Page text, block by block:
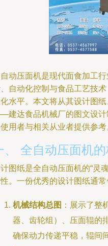
动压面机是现代面食加工
自动化控制与食品工艺技
水平。本文将从其设计图
建达食品机械厂的图文设计
用者与相关从业者提供参考
、 全自动压面机
图纸是全自动压面机的“灵
。一份优秀的设计图纸通常
机械结构总图 ：展示了整
器、齿轮组）、压面辊的
确保动力传递平稳，辊间